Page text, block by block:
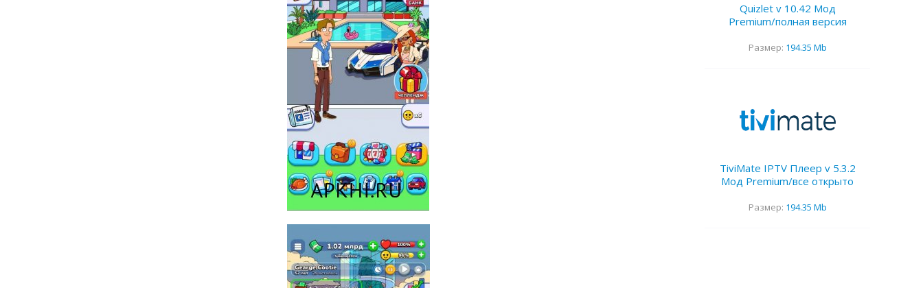
Quizlet v 10.42 Мод
Premium/полная версия
Размер: 194.35 Mb
TiviMate IPTV Плеер v 5.3.2
Мод Premium/все открыто
Размер: 194.35 Mb